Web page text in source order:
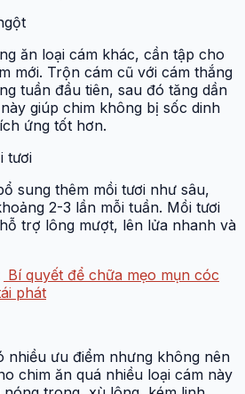
ăn loại cám khác, cần tập cho
mới. Trộn cám cũ với cám thắng
tuần đầu tiên, sau đó tăng dần
giúp chim không bị sốc dinh
ứng tốt hơn.
tươi
sung thêm mồi tươi như sâu,
2-3 lần mỗi tuần. Mồi tươi
trợ lông mượt, lên lửa nhanh và
Bí quyết để chữa mẹo mụn cóc
phát
nhiều ưu điểm nhưng không nên
chim ăn quá nhiều loại cám này